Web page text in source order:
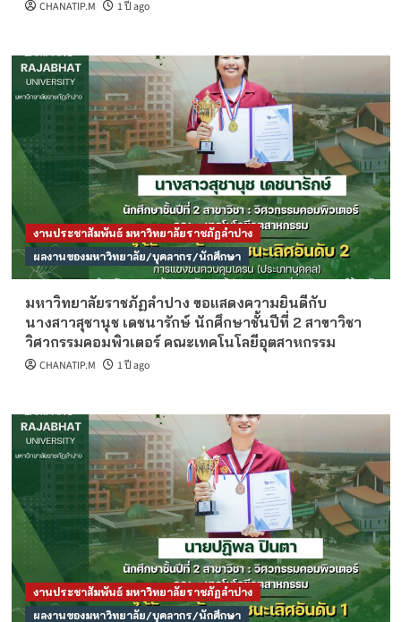
CHANATIP.M 1 ปี ago
งานประชาสัมพันธ์ มหาวิทยาลัยราชภัฏลำปาง
ผลงานของมหาวิทยาลัย/บุคลากร/นักศึกษา
มหาวิทยาลัยราชภัฏลำปาง ขอแสดงความยินดีกับ
นางสาวสุชานุช เดชนารักษ์ นักศึกษาชั้นปีที่ 2 สาขาวิชา
วิศวกรรมคอมพิวเตอร์ คณะเทคโนโลยีอุตสาหกรรม
CHANATIP.M 1 ปี ago
งานประชาสัมพันธ์ มหาวิทยาลัยราชภัฏลำปาง
ผลงานของมหาวิทยาลัย/บุคลากร/นักศึกษา